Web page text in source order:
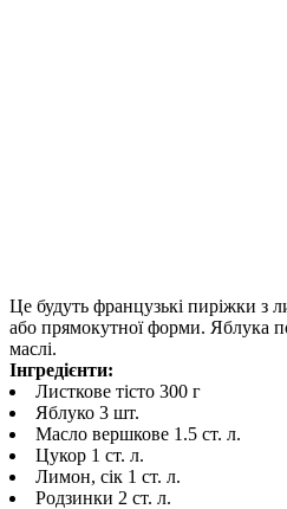
Це будуть французькі пиріжки з
або прямокутної форми. Яблука
маслі.
Інгредієнти:
Листкове тісто 300 г
Яблуко 3 шт.
Масло вершкове 1.5 ст. л.
Цукор 1 ст. л.
Лимон, сік 1 ст. л.
Родзинки 2 ст. л.